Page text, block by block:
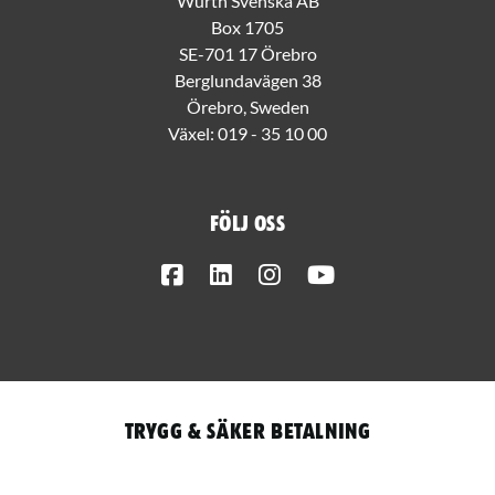
Box 1705
SE-701 17 Örebro
Berglundavägen 38
Örebro, Sweden
Växel: 019 - 35 10 00
Följ oss
FacebookLinkedInInstagram
Trygg & säker betalning